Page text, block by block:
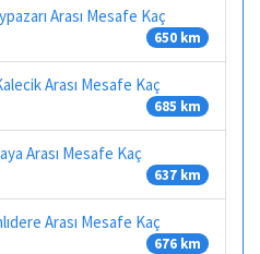
Arası Mesafe Kaç
650 km
Arası Mesafe Kaç
685 km
Arası Mesafe Kaç
637 km
Arası Mesafe Kaç
676 km